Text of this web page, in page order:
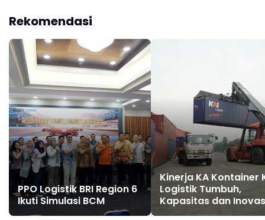
Rekomendasi
PPO Logistik BRI Region 6
Ikuti Simulasi BCM
Kinerja KA Kontainer
Logistik Tumbuh,
Kapasitas dan
Ditingkatkan untuk